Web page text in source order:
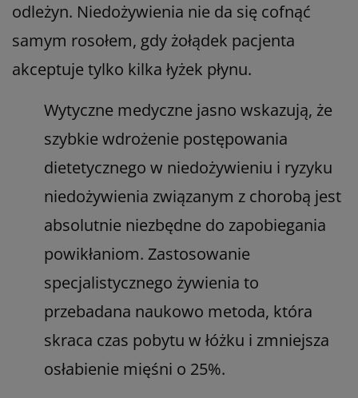
odleżyn. Niedożywienia nie da się cofnąć
samym rosołem, gdy żołądek pacjenta
akceptuje tylko kilka łyżek płynu.
Wytyczne medyczne jasno wskazują, że
szybkie wdrożenie postępowania
dietetycznego w niedożywieniu i ryzyku
niedożywienia związanym z chorobą jest
absolutnie niezbędne do zapobiegania
powikłaniom. Zastosowanie
specjalistycznego żywienia to
przebadana naukowo metoda, która
skraca czas pobytu w łóżku i zmniejsza
osłabienie mięśni o 25%.